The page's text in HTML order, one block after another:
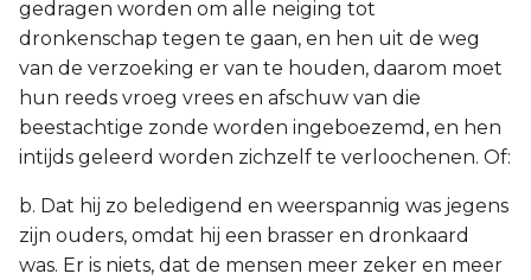
gedragen worden om alle neiging tot
dronkenschap tegen te gaan, en hen uit de weg
van de verzoeking er van te houden, daarom moet
hun reeds vroeg vrees en afschuw van die
beestachtige zonde worden ingeboezemd, en hen
intijds geleerd worden zichzelf te verloochenen. Of:
b. Dat hij zo beledigend en weerspannig was jegens
zijn ouders, omdat hij een brasser en dronkaard
was. Er is niets, dat de mensen meer zeker en meer